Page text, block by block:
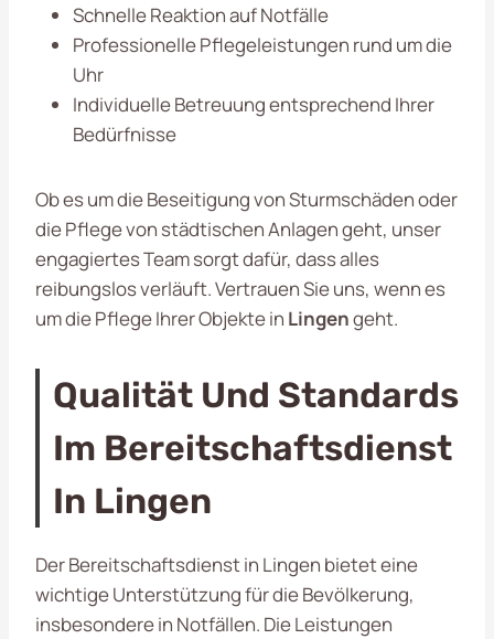
Schnelle Reaktion auf Notfälle
Professionelle Pflegeleistungen rund um die
Uhr
Individuelle Betreuung entsprechend Ihrer
Bedürfnisse
Ob es um die Beseitigung von Sturmschäden oder
die Pflege von städtischen Anlagen geht, unser
engagiertes Team sorgt dafür, dass alles
reibungslos verläuft. Vertrauen Sie uns, wenn es
um die Pflege Ihrer Objekte in Lingengeht.
Qualität Und Standards
Im Bereitschaftsdienst
In Lingen
Der Bereitschaftsdienst in Lingen bietet eine
wichtige Unterstützung für die Bevölkerung,
insbesondere in Notfällen. Die Leistungen